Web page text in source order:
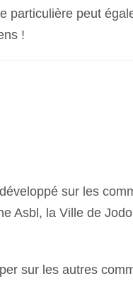
particulière peut
!
sur les
Asbl, la Ville de
sur les autres